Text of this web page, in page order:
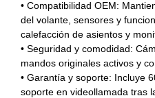
• Compatibilidad OEM:
del volante, sensores y
calefacción de asientos y
• Seguridad y comodidad:
mandos originales activos y
• Garantía y soporte: Incluye
soporte en videollamada tras